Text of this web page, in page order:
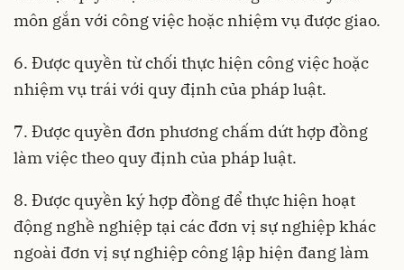
môn gắn với công việc hoặc nhiệm vụ được giao.
6. Được quyền từ chối thực hiện công việc hoặc
nhiệm vụ trái với quy định của pháp luật.
7. Được quyền đơn phương chấm dứt hợp đồng
làm việc theo quy định của pháp luật.
8. Được quyền ký hợp đồng để thực hiện hoạt
động nghề nghiệp tại các đơn vị sự nghiệp khác
ngoài đơn vị sự nghiệp công lập hiện đang làm